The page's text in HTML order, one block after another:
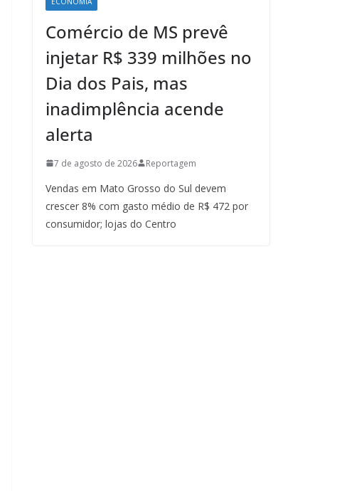
Comércio de MS prevê
injetar R$ 339 milhões no
Dia dos Pais, mas
inadimplência acende
alerta
7 de agosto de 2026 Reportagem
Vendas em Mato Grosso do Sul devem
crescer 8% com gasto médio de R$ 472 por
consumidor; lojas do Centro